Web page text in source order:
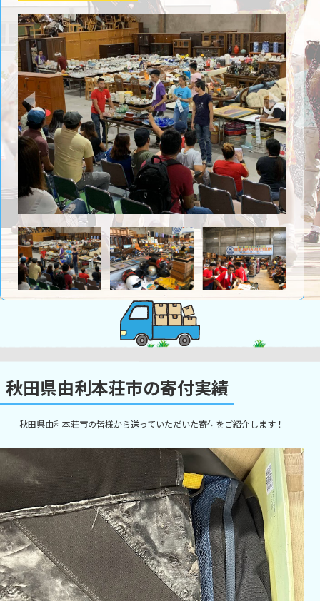
秋田県由利本荘市の寄付実績
秋田県由利本荘市の皆様から送っていただいた寄付をご紹介します！